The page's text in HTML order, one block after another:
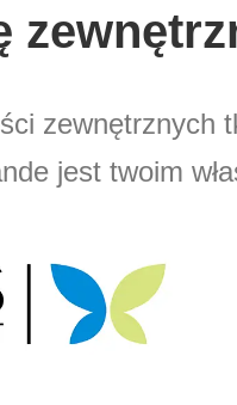
zewnętrznych
jest twoim